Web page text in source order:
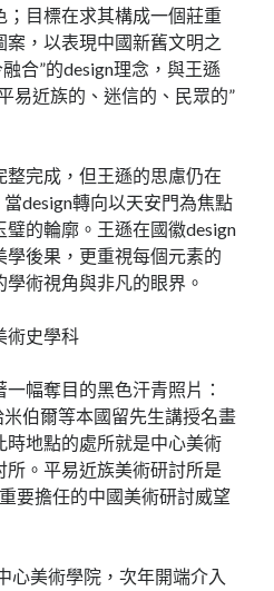
目標在求其構成一個莊重
，以表現中國新舊文明之
合”的design理念，與王遜
易近族的、迷信的、民眾的”
整完成，但王遜的思慮仍在
design轉向以天安門為焦點
的輪廓。王遜在國徽design
後果，更重視每個元素的
術視角與非凡的眼界。
術史學科
幅奪目的黑色汗青照片：
伯爾等本國留先生講授名畫
時地點的處所就是中心美術
。平易近族美術研討所是
要擔任的中國美術研討威望
心美術學院，次年開端介入